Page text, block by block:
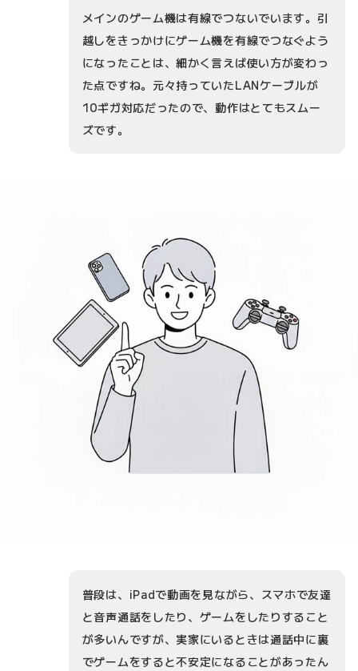
メインのゲーム機は有線でつないでいます。引
越しをきっかけにゲーム機を有線でつなぐよう
になったことは、細かく言えば使い方が変わっ
た点ですね。元々持っていたLANケーブルが
10ギガ対応だったので、動作はとてもスムー
ズです。
普段は、iPadで動画を見ながら、スマホで友達
と音声通話をしたり、ゲームをしたりすること
が多いんですが、実家にいるときは通話中に裏
でゲームをすると不安定になることがあったん